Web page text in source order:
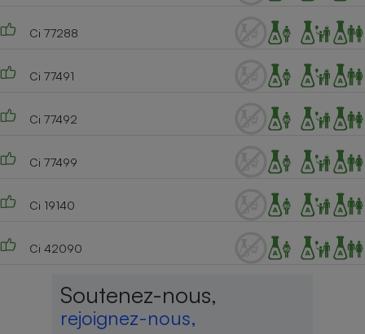
Ci 77288
Ci 77491
Ci 77492
Ci 77499
Ci 19140
Ci 42090
Soutenez-nous,
rejoignez-nous,